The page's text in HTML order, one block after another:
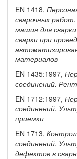
EN 1418,
сварочных работ.
машин для
сварки при
материалов
EN 1435:1997,
соединений.
EN 1712:1997,
соединений.
приемки
EN 1713,
соединений.
дефектов в